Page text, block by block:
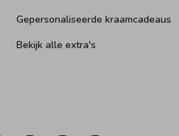
Gepersonaliseerde kraamcadeaus
Bekijk alle extra's